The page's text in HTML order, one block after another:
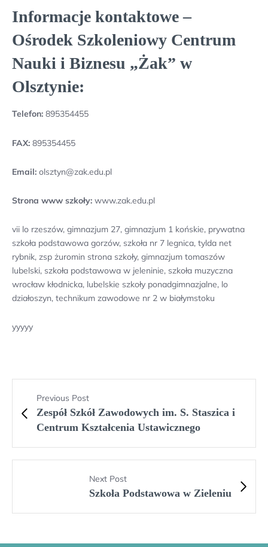
Informacje kontaktowe –
Ośrodek Szkoleniowy Centrum
Nauki i Biznesu „Żak” w
Olsztynie:
Telefon: 895354455
FAX: 895354455
Email: olsztyn@zak.edu.pl
Strona www szkoły: www.zak.edu.pl
vii lo rzeszów, gimnazjum 27, gimnazjum 1 końskie, prywatna
szkoła podstawowa gorzów, szkoła nr 7 legnica, tylda net
rybnik, zsp żuromin strona szkoły, gimnazjum tomaszów
lubelski, szkoła podstawowa w jeleninie, szkoła muzyczna
wrocław kłodnicka, lubelskie szkoły ponadgimnazjalne, lo
działoszyn, technikum zawodowe nr 2 w białymstoku
yyyyy
Previous Post
Zespół Szkół Zawodowych im. S. Staszica i
Centrum Kształcenia Ustawicznego
Next Post
Szkoła Podstawowa w Zieleniu